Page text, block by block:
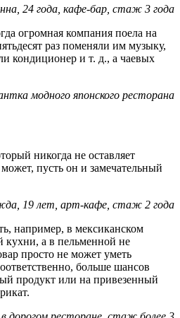
24 года, кафе-бар, стаж 3 года
огромная компания поела на
раз поменяли им музыку,
кондиционер и т. д., а чаевых
модного японского ресторана
никогда не оставляет
пусть он и замечательный
19 лет, арт-кафе, стаж 2 года
например, в мексиканском
кухни, а в пельменной не
просто не может уметь
больше шансов
продукт или на привезенный